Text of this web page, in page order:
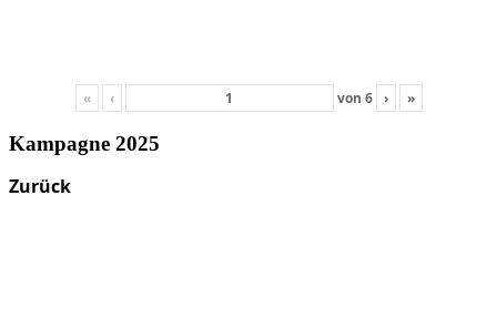
« ‹ von 6 › »
Kampagne 2025
Zurück